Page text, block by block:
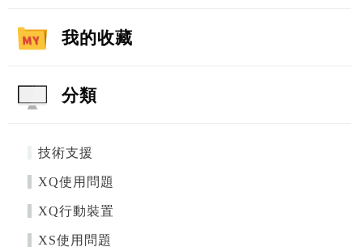
我的收藏
分類
技術支援
XQ使用問題
XQ行動裝置
XS使用問題